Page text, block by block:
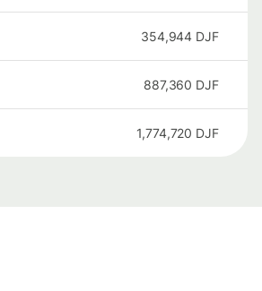
354,944 DJF
887,360 DJF
1,774,720 DJF